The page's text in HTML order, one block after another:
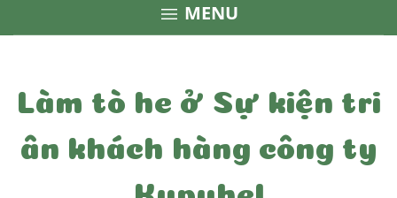
 MENU
Làm tò he ở Sự kiện tri
ân khách hàng công ty
Kupuhel